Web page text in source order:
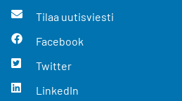
Tilaa uutisviesti
Facebook
Twitter
LinkedIn